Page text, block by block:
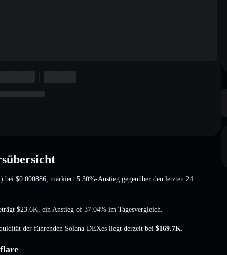
bei $0.000886 , markiert 5.30%-Anstieg gegenüber den letzten 24
$23.6K ein Anstieg of 37.04% im Tagesvergleich.
der führenden Solana-DEXes liegt derzeit bei $169.7K